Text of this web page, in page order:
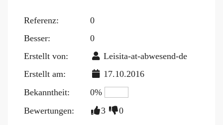
Blog
Referenz:
0
Besser:
0
Erstellt von:
Leisita-at-abwesend-de
Erstellt am:
17.10.2016
Bekanntheit:
0%
Bewertungen:
3 0